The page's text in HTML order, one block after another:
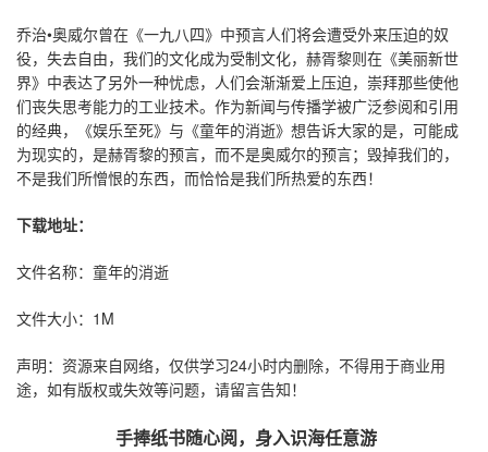
乔治•奥威尔曾在《一九八四》中预言人们将会遭受外来压迫的奴
役，失去自由，我们的文化成为受制文化，赫胥黎则在《美丽新世
界》中表达了另外一种忧虑，人们会渐渐爱上压迫，崇拜那些使他
们丧失思考能力的工业技术。作为新闻与传播学被广泛参阅和引用
的经典，《娱乐至死》与《童年的消逝》想告诉大家的是，可能成
为现实的，是赫胥黎的预言，而不是奥威尔的预言；毁掉我们的，
不是我们所憎恨的东西，而恰恰是我们所热爱的东西！
下载地址：
文件名称：童年的消逝
文件大小：1M
声明：资源来自网络，仅供学习24小时内删除，不得用于商业用
途，如有版权或失效等问题，请留言告知！
手捧纸书随心阅，身入识海任意游